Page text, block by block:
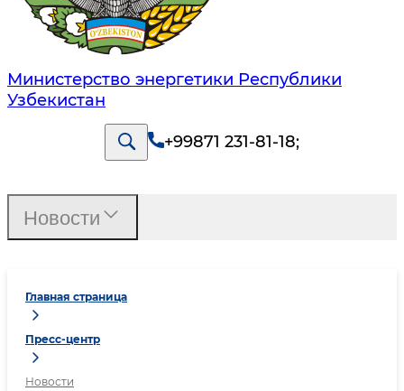
Министерство энергетики Республики
Узбекистан
+99871 231-81-18;
Главная страница
Пресс-центр
Новости
Новости